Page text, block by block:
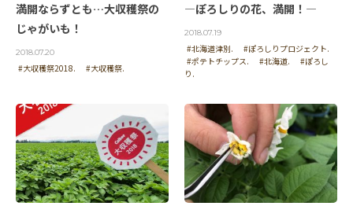
満開ならずとも…大収穫祭の
じゃがいも！
2018.07.20
#大収穫祭2018. #大収穫祭.
―ぽろしりの花、満開！―
2018.07.19
#北海道津別.
#ぽろしりプロジェクト.
#ポテトチップス.
#北海道.
#ぽろし
り.